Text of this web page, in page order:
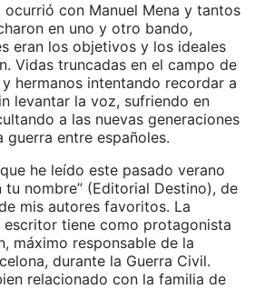
ocurrió con Manuel Mena y tantos
en uno y otro bando,
eran los objetivos y los ideales
Vidas truncadas en el campo de
hermanos intentando recordar a
levantar la voz, sufriendo en
a las nuevas generaciones
guerra entre españoles.
he leído este pasado verano
tu nombre” (Editorial Destino), de
mis autores favoritos. La
escritor tiene como protagonista
máximo responsable de la
durante la Guerra Civil.
relacionado con la familia de